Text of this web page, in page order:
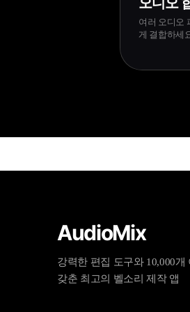
여러 오디오
게 결합하세
AudioMix
강력한 편집 도구와 10,000
갖춘 최고의 벨소리 제작 앱